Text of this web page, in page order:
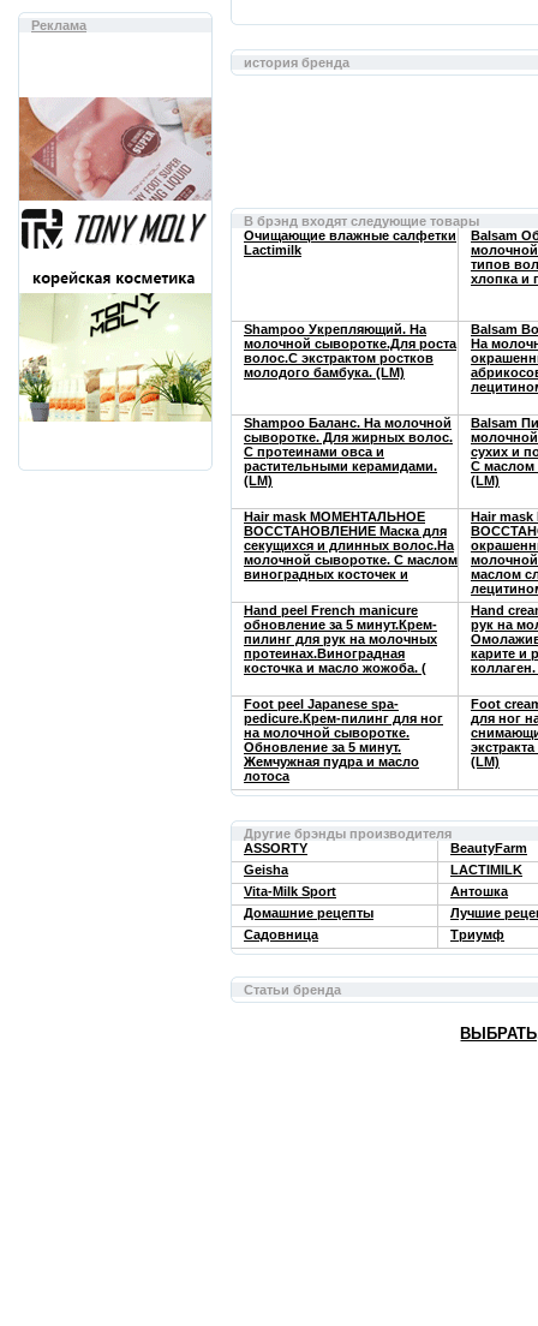
Реклама
история бренда
В брэнд входят следующие товары
Очищающие влажные салфетки
Lactimilk
Balsam
типов
хлопка и
Shampoo Укрепляющий. На
молочной сыворотке.Для роста
волос.С экстрактом ростков
молодого бамбука. (LM)
Balsam
На
Shampoo Баланс. На молочной
сыворотке. Для жирных волос.
С протеинами овса и
растительными керамидами.
(LM)
Balsam
сухих и
С маслом
(LM)
Hair mask МОМЕНТАЛЬНОЕ
ВОССТАНОВЛЕНИЕ Маска для
секущихся и длинных волос.На
молочной сыворотке. С маслом
виноградных косточек и
Hair
маслом
Hand peel French manicure
обновление за 5 минут.Крем-
пилинг для рук на молочных
протеинах.Виноградная
косточка и масло жожоба. (
Hand
рук на
карите и
Foot peel Japanese spa-
pedicure.Крем-пилинг для ног
на молочной сыворотке.
Обновление за 5 минут.
Жемчужная пудра и масло
лотоса
Foot
для ног
(LM)
Другие брэнды производителя
ASSORTY
BeautyFarm
Geisha
LACTIMILK
Vita-Milk Sport
Антошка
Домашние рецепты
Лучшие
Садовница
Триумф
Статьи бренда